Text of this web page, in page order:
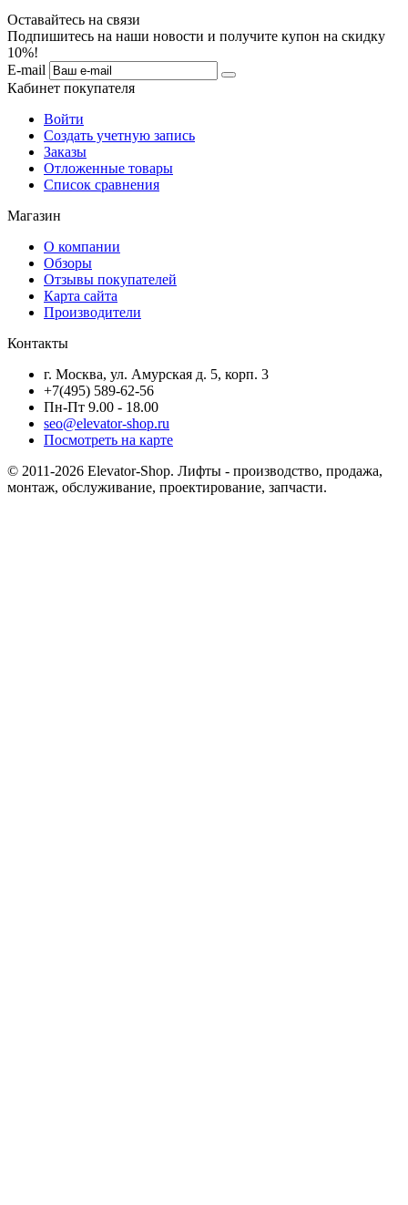
Оставайтесь на связи
Подпишитесь на наши новости и получите купон на скидку
10%!
E-mail
Кабинет покупателя
Войти
Создать учетную запись
Заказы
Отложенные товары
Список сравнения
Магазин
О компании
Обзоры
Отзывы покупателей
Карта сайта
Производители
Контакты
г. Москва, ул. Амурская д. 5, корп. 3
+7(495) 589-62-56
Пн-Пт 9.00 - 18.00
seo@elevator-shop.ru
Посмотреть на карте
© 2011-2026 Elevator-Shop. Лифты - производство, продажа,
монтаж, обслуживание, проектирование, запчасти.